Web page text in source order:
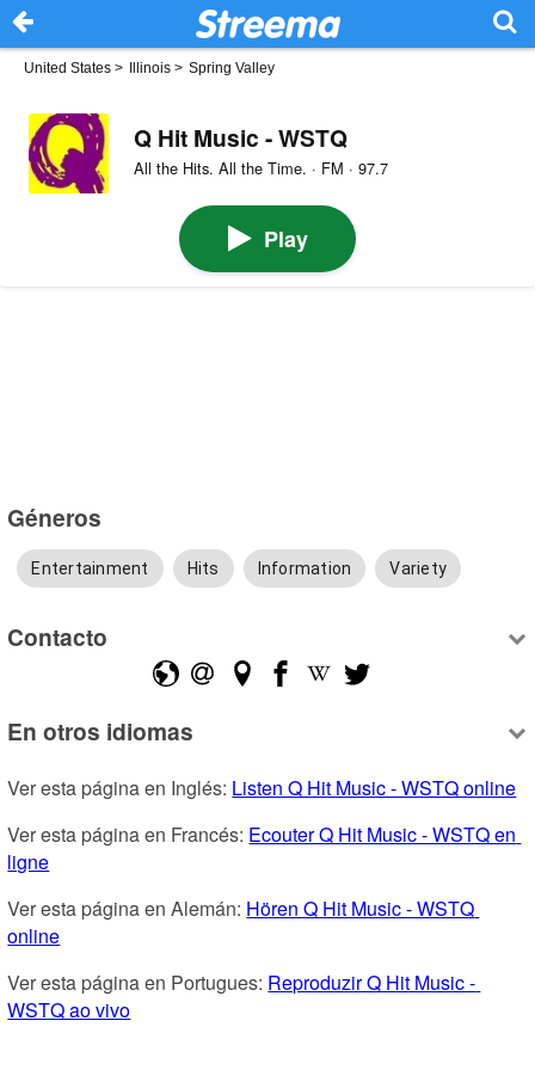
United States > Illinois > Spring Valley
Q Hit Music - WSTQ
All the Hits. All the Time. · FM · 97.7
Play
Géneros
Entertainment Hits Information Variety
Contacto
En otros idiomas
Ver esta página en Inglés: Listen Q Hit Music - WSTQ online
Ver esta página en Francés: Ecouter Q Hit Music - WSTQ en
ligne
Ver esta página en Alemán: Hören Q Hit Music - WSTQ
online
Ver esta página en Portugues: Reproduzir Q Hit Music -
WSTQ ao vivo